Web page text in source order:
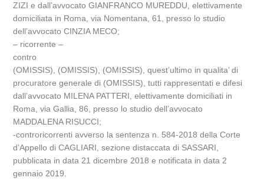
ZIZI e dall’avvocato GIANFRANCO MUREDDU, elettivamente
domiciliata in Roma, via Nomentana, 61, presso lo studio
dell’avvocato CINZIA MECO;
– ricorrente –
contro
(OMISSIS), (OMISSIS), (OMISSIS), quest’ultimo in qualita’ di
procuratore generale di (OMISSIS), tutti rappresentati e difesi
dall’avvocato MILENA PATTERI, elettivamente domiciliati in
Roma, via Gallia, 86, presso lo studio dell’avvocato
MADDALENA RISUCCI;
-controricorrenti avverso la sentenza n. 584-2018 della Corte
d’Appello di CAGLIARI, sezione distaccata di SASSARI,
pubblicata in data 21 dicembre 2018 e notificata in data 2
gennaio 2019.